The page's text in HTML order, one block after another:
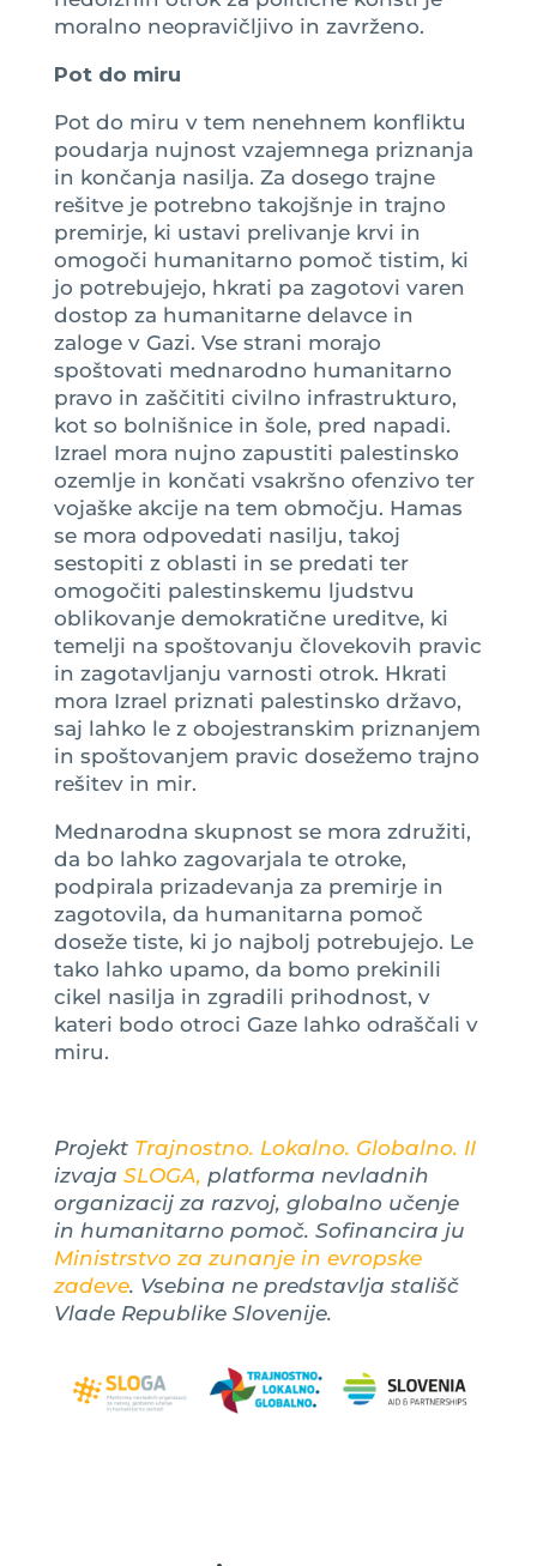
moralno neopravičljivo in zavrženo.
Pot do miru
Pot do miru v tem nenehnem konfliktu
poudarja nujnost vzajemnega priznanja
in končanja nasilja. Za dosego trajne
rešitve je potrebno takojšnje in trajno
premirje, ki ustavi prelivanje krvi in
omogoči humanitarno pomoč tistim, ki
jo potrebujejo, hkrati pa zagotovi varen
dostop za humanitarne delavce in
zaloge v Gazi. Vse strani morajo
spoštovati mednarodno humanitarno
pravo in zaščititi civilno infrastrukturo,
kot so bolnišnice in šole, pred napadi.
Izrael mora nujno zapustiti palestinsko
ozemlje in končati vsakršno ofenzivo ter
vojaške akcije na tem območju. Hamas
se mora odpovedati nasilju, takoj
sestopiti z oblasti in se predati ter
omogočiti palestinskemu ljudstvu
oblikovanje demokratične ureditve, ki
temelji na spoštovanju človekovih pravic
in zagotavljanju varnosti otrok. Hkrati
mora Izrael priznati palestinsko državo,
saj lahko le z obojestranskim priznanjem
in spoštovanjem pravic dosežemo trajno
rešitev in mir.
Mednarodna skupnost se mora združiti,
da bo lahko zagovarjala te otroke,
podpirala prizadevanja za premirje in
zagotovila, da humanitarna pomoč
doseže tiste, ki jo najbolj potrebujejo. Le
tako lahko upamo, da bomo prekinili
cikel nasilja in zgradili prihodnost, v
kateri bodo otroci Gaze lahko odraščali v
miru.
Projekt Trajnostno. Lokalno. Globalno. II
izvaja SLOGA, platforma nevladnih
organizacij za razvoj, globalno učenje
in humanitarno pomoč. Sofinancira ju
Ministrstvo za zunanje in evropske
zadeve. Vsebina ne predstavlja stališč
Vlade Republike Slovenije.